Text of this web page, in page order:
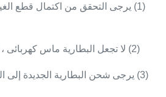
(1) يرجى التحقق من اكتمال قطع
(2) لا تجعل البطارية ماس كهربائى ، لا أكثر من تهمة والتفريغ.
(3) يرجى شحن البطارية الجديدة إلى